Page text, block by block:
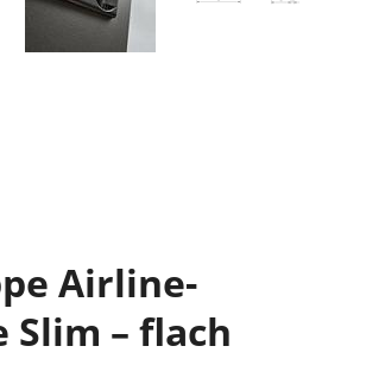
Airline-
Slim – flach